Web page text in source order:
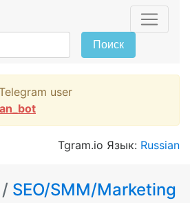
Поиск
user
Tgram.io Язык: Russian
/ SEO/SMM/Marketing